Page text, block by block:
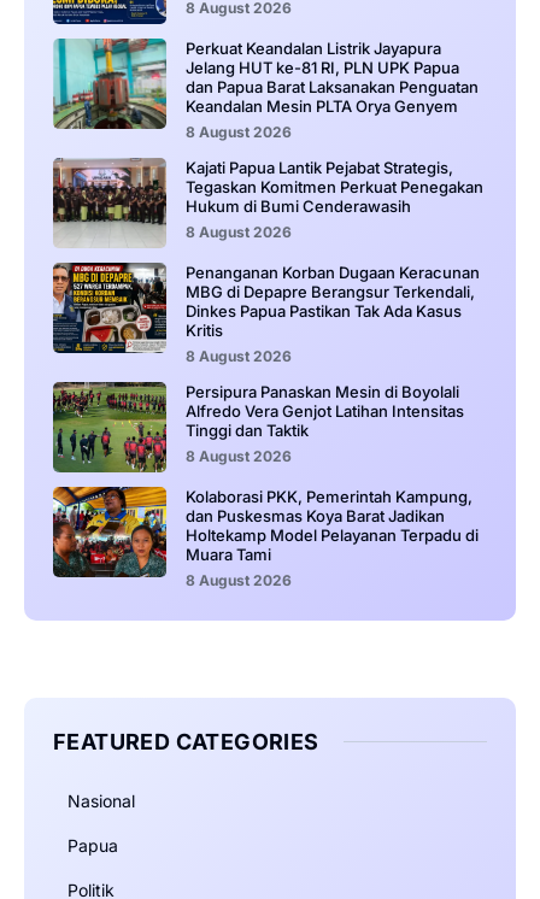
8 August 2026
Perkuat Keandalan Listrik Jayapura
Jelang HUT ke-81 RI, PLN UPK Papua
dan Papua Barat Laksanakan Penguatan
Keandalan Mesin PLTA Orya Genyem
8 August 2026
Kajati Papua Lantik Pejabat Strategis,
Tegaskan Komitmen Perkuat Penegakan
Hukum di Bumi Cenderawasih
8 August 2026
Penanganan Korban Dugaan Keracunan
MBG di Depapre Berangsur Terkendali,
Dinkes Papua Pastikan Tak Ada Kasus
Kritis
8 August 2026
Persipura Panaskan Mesin di Boyolali
Alfredo Vera Genjot Latihan Intensitas
Tinggi dan Taktik
8 August 2026
Kolaborasi PKK, Pemerintah Kampung,
dan Puskesmas Koya Barat Jadikan
Holtekamp Model Pelayanan Terpadu di
Muara Tami
8 August 2026
FEATURED CATEGORIES
Nasional
Papua
Politik